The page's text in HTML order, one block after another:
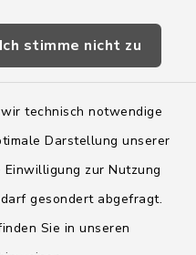
Ich stimme nicht zu
technisch notwendige
Darstellung unserer
zur Nutzung
gesondert abgefragt.
Sie in unseren